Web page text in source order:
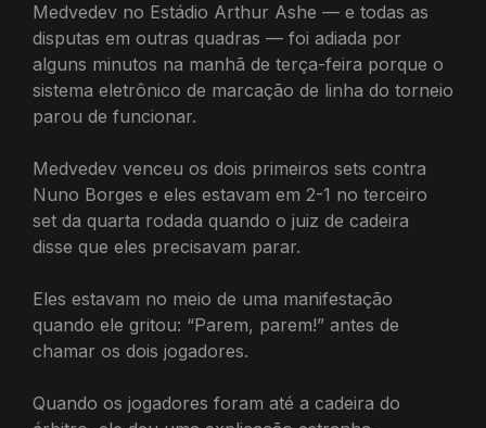
Medvedev no Estádio Arthur Ashe — e todas as
disputas em outras quadras — foi adiada por
alguns minutos na manhã de terça-feira porque o
sistema eletrônico de marcação de linha do torneio
parou de funcionar.
Medvedev venceu os dois primeiros sets contra
Nuno Borges e eles estavam em 2-1 no terceiro
set da quarta rodada quando o juiz de cadeira
disse que eles precisavam parar.
Eles estavam no meio de uma manifestação
quando ele gritou: “Parem, parem!” antes de
chamar os dois jogadores.
Quando os jogadores foram até a cadeira do